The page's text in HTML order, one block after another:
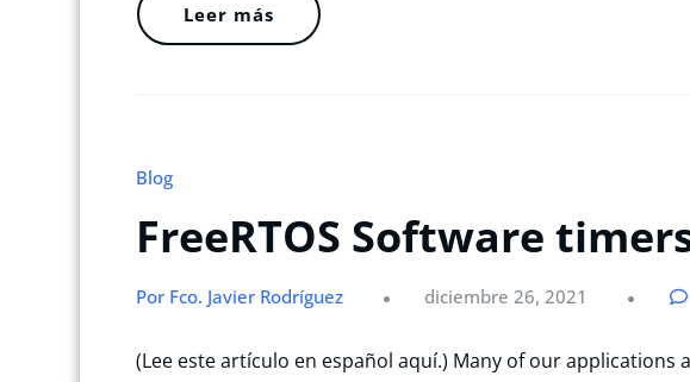
Leer más
Blog
FreeRTOS Software
Por Fco. Javier Rodríguez diciembre 26, 2021
(Lee este artículo en español aquí.) Many of our applications